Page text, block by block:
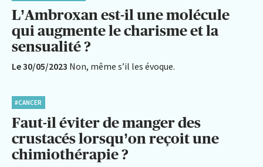
L’Ambroxan est-il une molécule
qui augmente le charisme et la
sensualité ?
Le 30/05/2023 Non, même s’il les évoque.
#CANCER
Faut-il éviter de manger des
crustacés lorsqu’on reçoit une
chimiothérapie ?